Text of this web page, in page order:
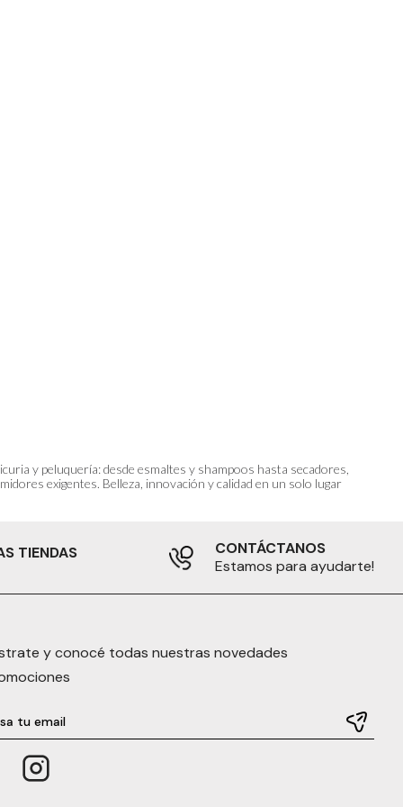
y peluquería: desde esmaltes y shampoos hasta secadores,
exigentes. Belleza, innovación y calidad en un solo lugar
TIENDAS
CONTÁCTANOS
Estamos para ayudarte!
y conocé todas nuestras novedades